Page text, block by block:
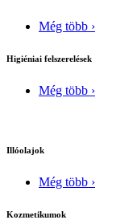
Még több ›
Higiéniai felszerelések
Még több ›
Illóolajok
Még több ›
Kozmetikumok